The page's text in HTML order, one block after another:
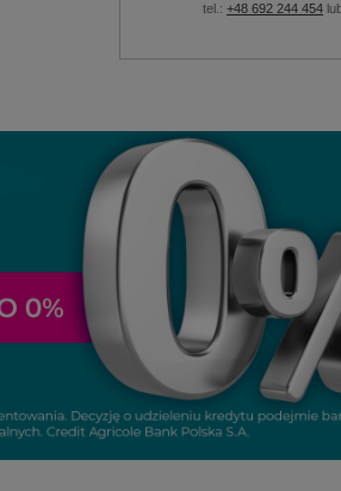
tel.:+48 692 244 454